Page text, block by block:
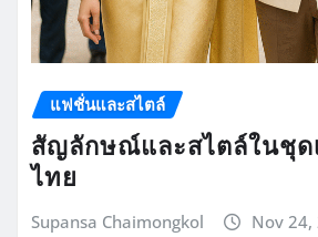
แฟชั่นและสไตล์
สัญลักษณ์และสไตล์ในชุด
ไทย
Supansa Chaimongkol Nov 24,